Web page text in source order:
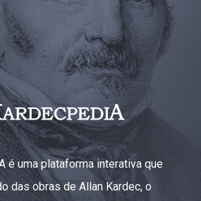
é uma plataforma interativa que
das obras de Allan Kardec, o